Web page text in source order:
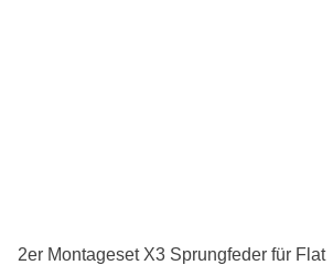
2er Montageset X3 Sprungfeder für Flat